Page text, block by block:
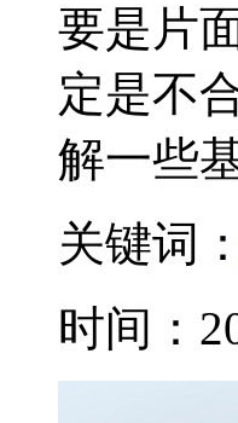
要是片
定是不
解一些
关键词：
时间：